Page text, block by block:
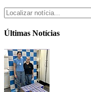
Últimas Notícias